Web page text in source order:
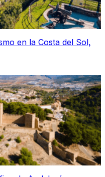
en la Costa del Sol,